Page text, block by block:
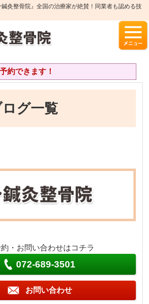
灸整骨院』全国の治療家が絶賛！同業者も認める技
約できます！
グ一覧
約・お問い合わせはコチラ
072-689-3501
お問い合わせ